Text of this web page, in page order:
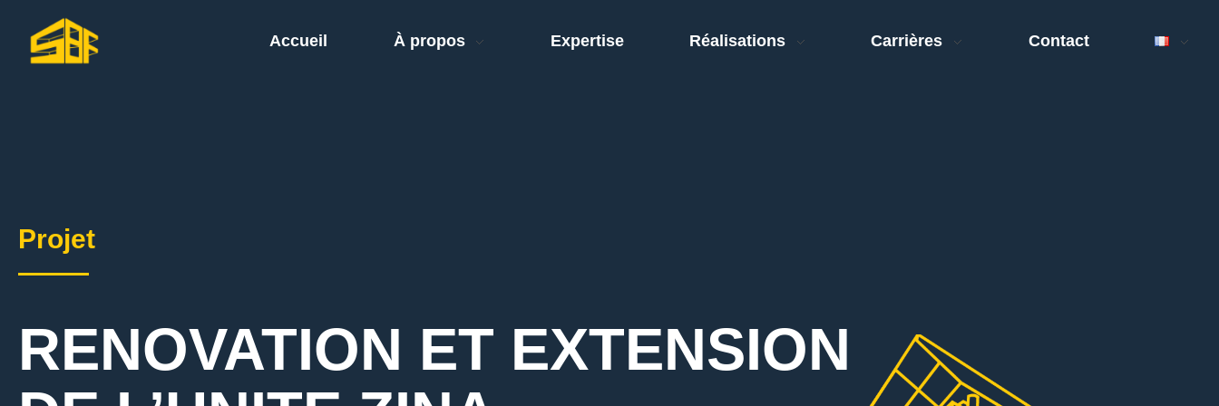
Accueil À propos Expertise Réalisations Carrières Contact
Projet
RENOVATION ET EXTENSION